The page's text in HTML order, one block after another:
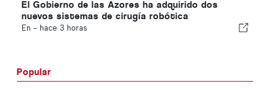
El Gobierno de las Azores ha adquirido dos
nuevos sistemas de cirugía robótica
En - hace 3 horas
Popular